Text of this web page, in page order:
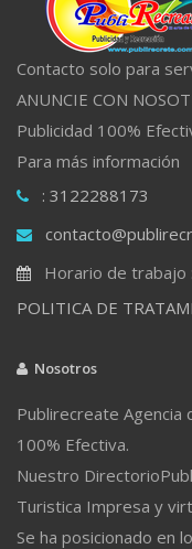
Contacto solo para
ANUNCIE CON
Publicidad 100%
Para más información
: 3122288173
Horario de trabajo
POLITICA DE
Nosotros
Publirecreate Agencia
100% Efectiva.
Nuestro
Turistica Impresa y
Se ha posicionado en